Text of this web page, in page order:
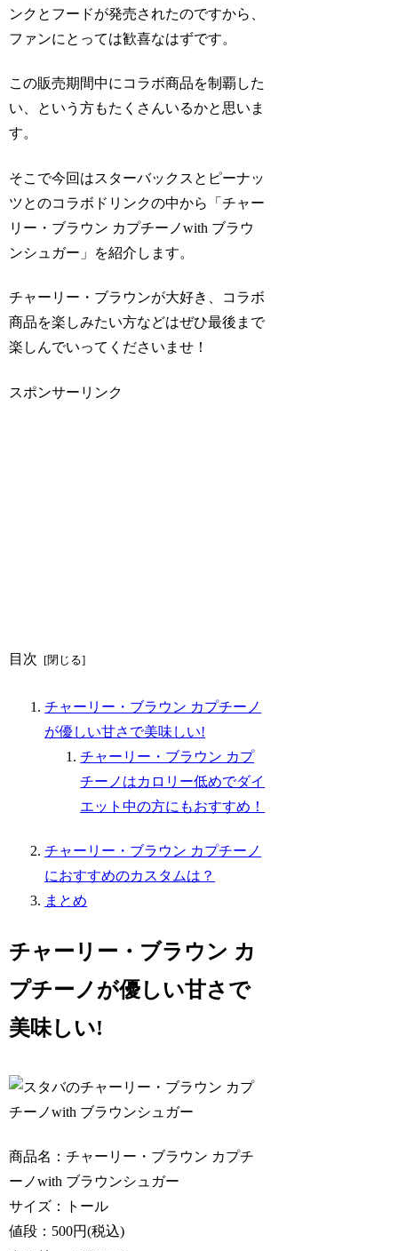
ンクとフードが発売されたのですから、
ファンにとっては歓喜なはずです。
この販売期間中にコラボ商品を制覇した
い、という方もたくさんいるかと思いま
す。
そこで今回はスターバックスとピーナッ
ツとのコラボドリンクの中から
「チャー
リー・ブラウン カプチーノwith ブラウ
ンシュガー」
を紹介します。
チャーリー・ブラウンが大好き、コラボ
商品を楽しみたい方などはぜひ最後まで
楽しんでいってくださいませ！
スポンサーリンク
目次
チャーリー・ブラウン カプチーノ
が優しい甘さで美味しい!
チャーリー・ブラウン カプ
チーノはカロリー低めでダイ
エット中の方にもおすすめ！
チャーリー・ブラウン カプチーノ
におすすめのカスタムは？
まとめ
チャーリー・ブラウン カ
プチーノが優しい甘さで
美味しい!
商品名：チャーリー・ブラウン カプチ
ーノwith ブラウンシュガー
サイズ：トール
値段：500円(税込)